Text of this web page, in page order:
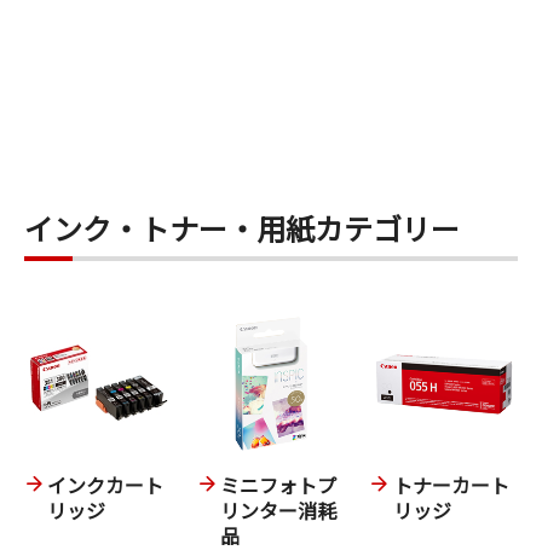
インク・トナー・用紙カテゴリー
インクカート
リッジ
ミニフォトプ
リンター消耗
品
トナーカート
リッジ